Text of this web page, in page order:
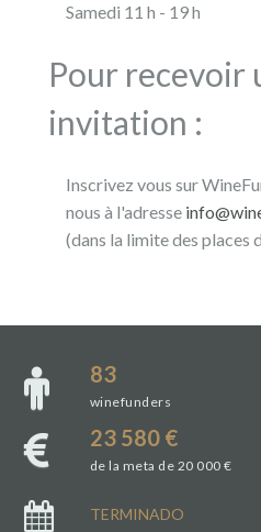
Samedi 11 h - 19 h
Pour recevoir
invitation :
Inscrivez vous sur
nous à l'adresse
(dans la limite des places
83
winefunders
23 580 €
de la meta de 20 000 €
TERMINADO